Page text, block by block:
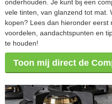
onderhouden. Je kunt bij een
vele tinten, van glanzend tot mat.
kopen? Lees dan hieronder eerst
voordelen, aandachtspunten en
te houden!
Toon mij direct de